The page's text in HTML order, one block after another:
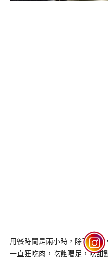
用餐時間是兩小時，除了肉外
一直狂吃肉，吃飽喝足，吃甜